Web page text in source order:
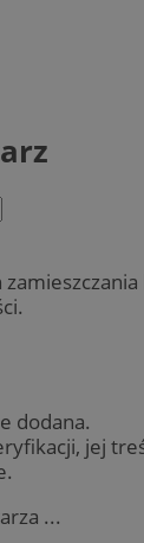
dodana.
jej
...